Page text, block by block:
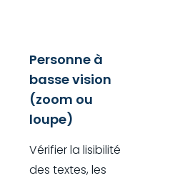
Personne à
basse vision
(zoom ou
loupe)
Vérifier la lisibilité
des textes, les